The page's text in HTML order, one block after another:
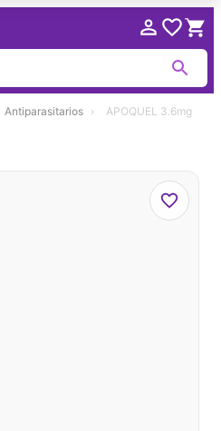
Antiparasitarios › APOQUEL 3.6mg